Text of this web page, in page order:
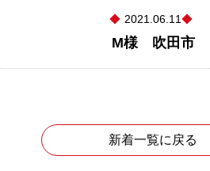
2021.06.11
M様 吹田市
新着一覧に戻る